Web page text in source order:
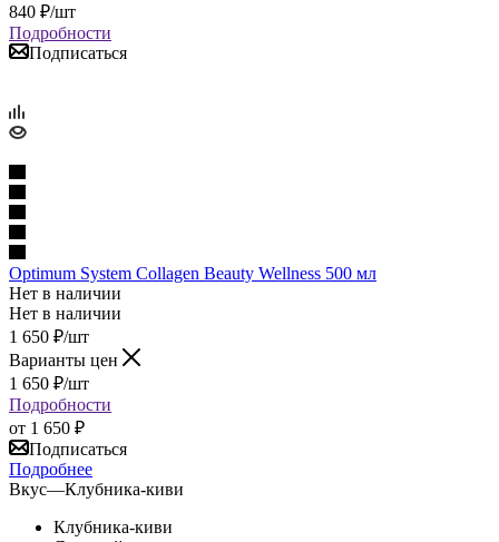
840 ₽/шт
Подробности
Подписаться
Optimum System Collagen Beauty Wellness 500 мл
Нет в наличии
Нет в наличии
1 650 ₽/шт
Варианты цен
1 650 ₽/шт
Подробности
от 1 650 ₽
Подписаться
Подробнее
Вкус—Клубника-киви
Клубника-киви